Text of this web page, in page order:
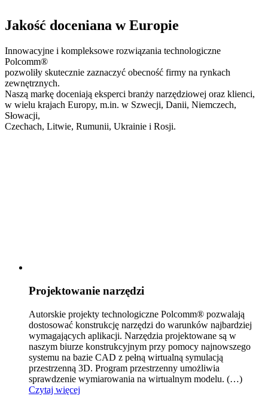
Jakość doceniana w Europie
Innowacyjne i kompleksowe rozwiązania technologiczne
Polcomm®
pozwoliły skutecznie zaznaczyć obecność firmy na rynkach
zewnętrznych.
Naszą markę doceniają eksperci branży narzędziowej oraz klienci,
w wielu krajach Europy, m.in. w Szwecji, Danii, Niemczech,
Słowacji,
Czechach, Litwie, Rumunii, Ukrainie i Rosji.
Projektowanie narzędzi
Autorskie projekty technologiczne Polcomm® pozwalają
dostosować konstrukcję narzędzi do warunków najbardziej
wymagających aplikacji. Narzędzia projektowane są w
naszym biurze konstrukcyjnym przy pomocy najnowszego
systemu na bazie CAD z pełną wirtualną symulacją
przestrzenną 3D. Program przestrzenny umożliwia
sprawdzenie wymiarowania na wirtualnym modelu. (…)
Czytaj więcej